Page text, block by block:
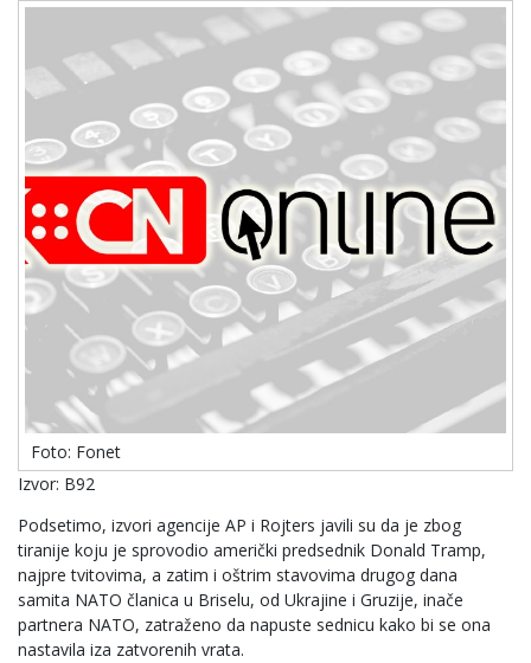
Foto: Fonet
Izvor: B92
Podsetimo, izvori agencije AP i Rojters javili su da je zbog
tiranije koju je sprovodio američki predsednik Donald Tramp,
najpre tvitovima, a zatim i oštrim stavovima drugog dana
samita NATO članica u Briselu, od Ukrajine i Gruzije, inače
partnera NATO, zatraženo da napuste sednicu kako bi se ona
nastavila iza zatvorenih vrata.